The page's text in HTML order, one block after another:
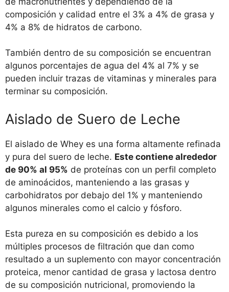
composición y calidad entre el 3% a 4% de grasa y
4% a 8% de hidratos de carbono.
También dentro de su composición se encuentran
algunos porcentajes de agua del 4% al 7% y se
pueden incluir trazas de vitaminas y minerales para
terminar su composición.
Aislado de Suero de Leche
El aislado de Whey es una forma altamente refinada
y pura del suero de leche. Este contiene alrededor
de 90% al 95% de proteínas con un perfil completo
de aminoácidos, manteniendo a las grasas y
carbohidratos por debajo del 1% y manteniendo
algunos minerales como el calcio y fósforo.
Esta pureza en su composición es debido a los
múltiples procesos de filtración que dan como
resultado a un suplemento con mayor concentración
proteica, menor cantidad de grasa y lactosa dentro
de su composición nutricional, promoviendo la